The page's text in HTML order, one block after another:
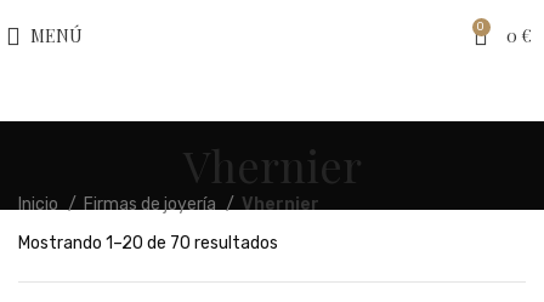
MENÚ 0 0 €
Vhernier
Inicio Firmas de joyería
Vhernier
Mostrando 1–20 de 70 resultados